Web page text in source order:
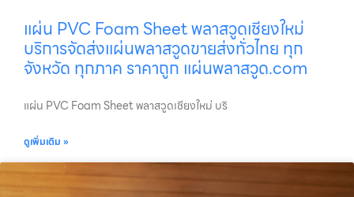
แผ่น PVC Foam Sheet พลาสวูดเชียงใหม่
บริการจัดส่งแผ่นพลาสวูดขายส่งทั่วไทย ทุก
จังหวัด ทุกภาค ราคาถูก แผ่นพลาสวูด.com
แผ่น PVC Foam Sheet พลาสวูดเชียงใหม่ บริ
ดูเพิ่มเติม »